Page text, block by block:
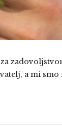
a mi